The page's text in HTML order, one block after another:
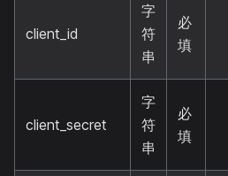
client_id
字
符
串
必
填
client_secret
字
符
串
必
填